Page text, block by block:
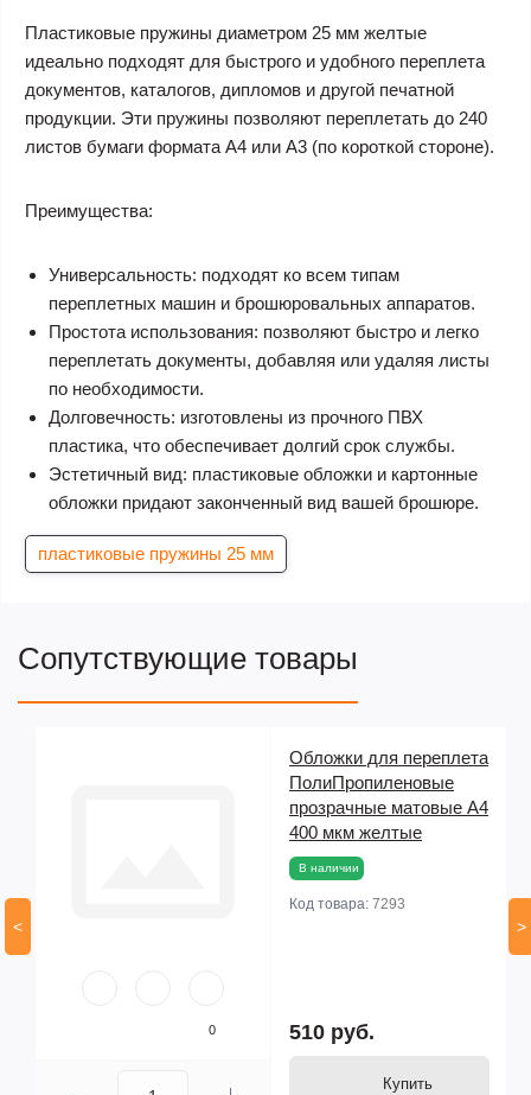
Пластиковые пружины диаметром 25 мм желтые
идеально подходят для быстрого и удобного переплета
документов, каталогов, дипломов и другой печатной
продукции. Эти пружины позволяют переплетать до 240
листов бумаги формата А4 или А3 (по короткой стороне).
Преимущества:
Универсальность: подходят ко всем типам
переплетных машин и брошюровальных аппаратов.
Простота использования: позволяют быстро и легко
переплетать документы, добавляя или удаляя листы
по необходимости.
Долговечность: изготовлены из прочного ПВХ
пластика, что обеспечивает долгий срок службы.
Эстетичный вид: пластиковые обложки и картонные
обложки придают законченный вид вашей брошюре.
пластиковые пружины 25 мм
Сопутствующие товары
<
0
Обложки для переплета
ПолиПропиленовые
прозрачные матовые А4
400 мкм желтые
В наличии
Код товара: 7293
510 руб.
Купить
>